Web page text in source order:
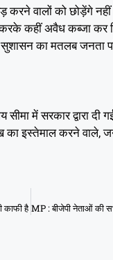
वालों को छोड़ेंगे
कहीं अवैध कब्जा कर
का मतलब जनता
में सरकार द्वारा
इस्तेमाल करने वाले,
काफी है